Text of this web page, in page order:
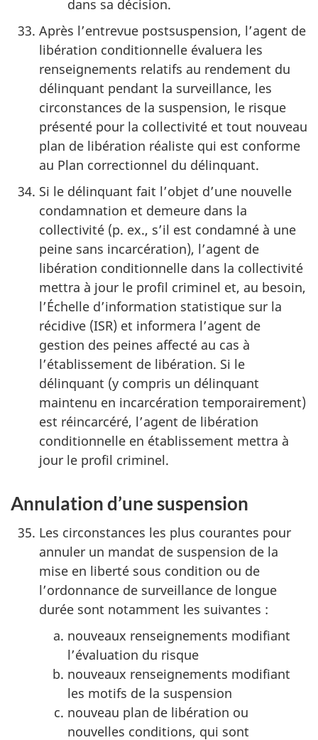
dans sa décision.
Après l’entrevue postsuspension, l’agent de
libération conditionnelle évaluera les
renseignements relatifs au rendement du
délinquant pendant la surveillance, les
circonstances de la suspension, le risque
présenté pour la collectivité et tout nouveau
plan de libération réaliste qui est conforme
au Plan correctionnel du délinquant.
Si le délinquant fait l’objet d’une nouvelle
condamnation et demeure dans la
collectivité (p. ex., s’il est condamné à une
peine sans incarcération), l’agent de
libération conditionnelle dans la collectivité
mettra à jour le profil criminel et, au besoin,
l’Échelle d’information statistique sur la
récidive (ISR) et informera l’agent de
gestion des peines affecté au cas à
l’établissement de libération. Si le
délinquant (y compris un délinquant
maintenu en incarcération temporairement)
est réincarcéré, l’agent de libération
conditionnelle en établissement mettra à
jour le profil criminel.
Annulation d’une suspension
Les circonstances les plus courantes pour
annuler un mandat de suspension de la
mise en liberté sous condition ou de
l’ordonnance de surveillance de longue
durée sont notamment les suivantes :
nouveaux renseignements modifiant
l’évaluation du risque
nouveaux renseignements modifiant
les motifs de la suspension
nouveau plan de libération ou
nouvelles conditions, qui sont